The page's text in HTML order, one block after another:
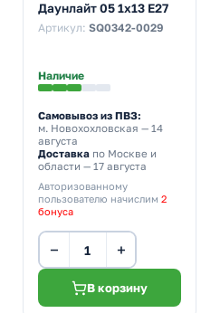
Даунлайт 05 1х13 E27
Артикул: SQ0342-0029
Наличие
Самовывоз из ПВЗ:
м. Новохохловская — 14
августа
Доставка по Москве и
области — 17 августа
Авторизованному
пользователю начислим 2
бонуса
− +
В корзину